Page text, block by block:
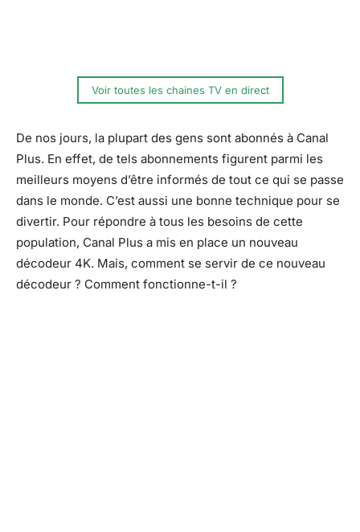
Voir toutes les chaines TV en direct
De nos jours, la plupart des gens sont abonnés à Canal
Plus. En effet, de tels abonnements figurent parmi les
meilleurs moyens d’être informés de tout ce qui se passe
dans le monde. C’est aussi une bonne technique pour se
divertir. Pour répondre à tous les besoins de cette
population, Canal Plus a mis en place un nouveau
décodeur 4K. Mais, comment se servir de ce nouveau
décodeur ? Comment fonctionne-t-il ?